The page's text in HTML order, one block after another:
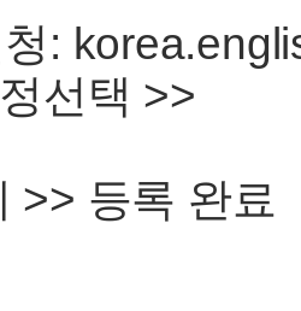
:
선택 >>
>> 등록 완료